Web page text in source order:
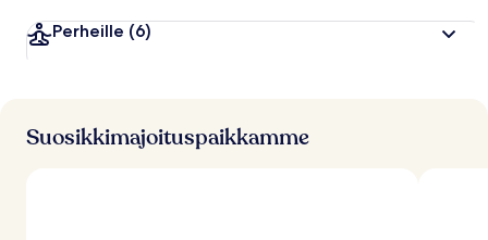
Perheille (6)
Suosikkimajoituspaikkamme